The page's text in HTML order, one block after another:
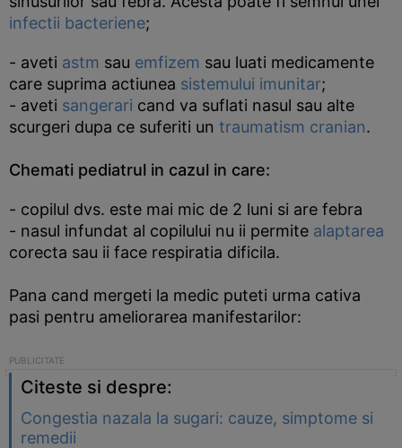
infectii bacteriene;
- aveti astm sau emfizem sau luati medicamente
care suprima actiunea sistemului imunitar;
- aveti sangerari cand va suflati nasul sau alte
scurgeri dupa ce suferiti un traumatism cranian.
Chemati pediatrul in cazul in care:
- copilul dvs. este mai mic de 2 luni si are febra
- nasul infundat al copilului nu ii permite alaptarea
corecta sau ii face respiratia dificila.
Pana cand mergeti la medic puteti urma cativa
pasi pentru ameliorarea manifestarilor:
Citeste si despre:
Congestia nazala la sugari: cauze, simptome si
remedii